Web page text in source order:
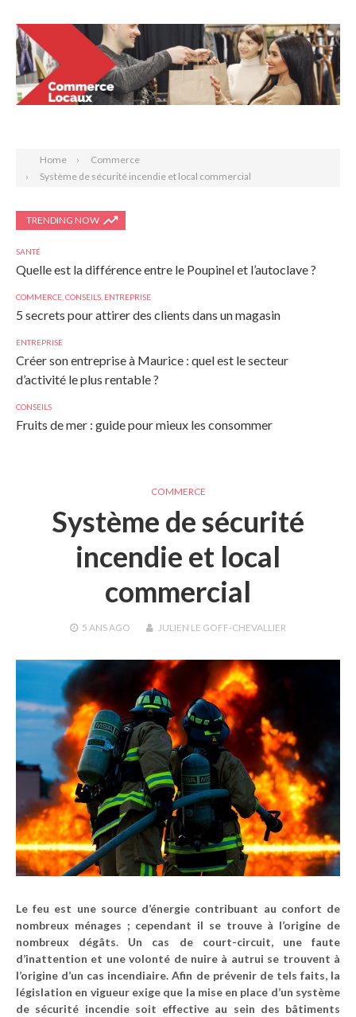
Home
Commerce
Système de sécurité incendie et local commercial
TRENDING NOW
SANTÉ
Quelle est la différence entre le Poupinel et l’autoclave ?
COMMERCE CONSEILS ENTREPRISE
5 secrets pour attirer des clients dans un magasin
ENTREPRISE
Créer son entreprise à Maurice : quel est le secteur
d’activité le plus rentable ?
CONSEILS
Fruits de mer : guide pour mieux les consommer
COMMERCE
Système de sécurité
incendie et local
commercial
5 ANSAGO JULIEN LE GOFF-CHEVALLIER
Le feu est une source d’énergie contribuant au confort de
nombreux ménages ; cependant il se trouve à l’origine de
nombreux dégâts. Un cas de court-circuit, une faute
d’inattention et une volonté de nuire à autrui se trouvent à
l’origine d’un cas incendiaire. Afin de prévenir de tels faits, la
législation en vigueur exige que la mise en place d’un système
de sécurité incendie soit effective au sein des bâtiments